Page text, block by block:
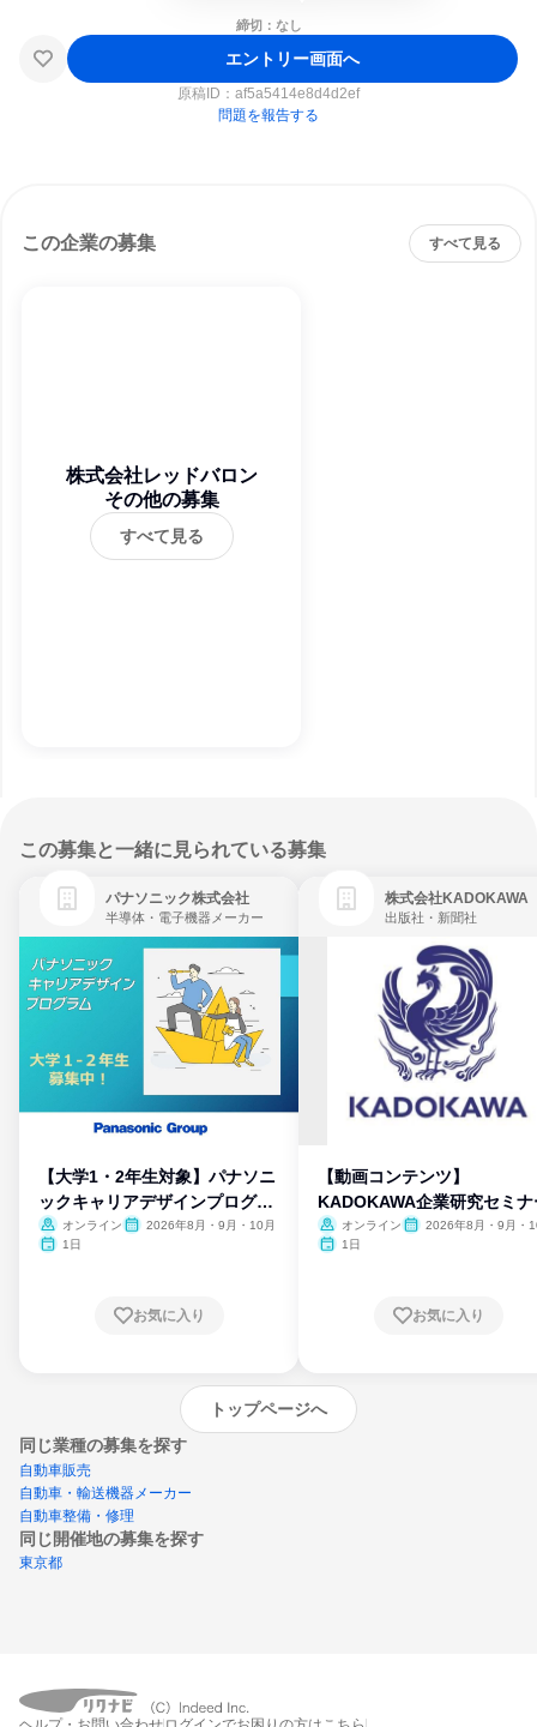
締切：なし
エントリー画面へ
原稿ID： af5a5414e8d4d2ef
問題を報告する
この企業の募集 すべて見る
株式会社レッドバロン
その他の募集
すべて見る
この募集と一緒に見られている募集
パナソニック株式会社
半導体・電子機器メーカー
【大学1・2年生対象】パナソニ
ックキャリアデザインプログラ
ム
オンライン
2026年8月・9月・10月
1日
お気に入り
株式会社KADOKAWA
出版社・新聞社
【動画コンテンツ】
KADOKAWA企業研究セミナ
オンライン
2026年8月・9月・
1日
お気に入り
トップページへ
同じ業種の募集を探す
自動車販売
自動車・輸送機器メーカー
自動車整備・修理
同じ開催地の募集を探す
東京都
エントリーするとプログラムの詳細案内を